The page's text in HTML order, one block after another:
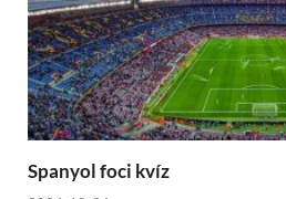
Spanyol foci kvíz